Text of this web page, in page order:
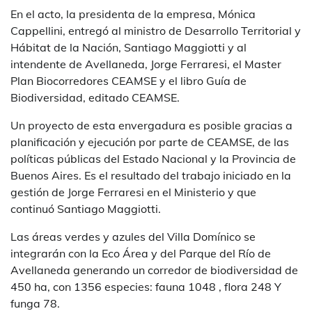
En el acto, la presidenta de la empresa, Mónica
Cappellini, entregó al ministro de Desarrollo Territorial y
Hábitat de la Nación, Santiago Maggiotti y al
intendente de Avellaneda, Jorge Ferraresi, el Master
Plan Biocorredores CEAMSE y el libro Guía de
Biodiversidad, editado CEAMSE.
Un proyecto de esta envergadura es posible gracias a
planificación y ejecución por parte de CEAMSE, de las
políticas públicas del Estado Nacional y la Provincia de
Buenos Aires. Es el resultado del trabajo iniciado en la
gestión de Jorge Ferraresi en el Ministerio y que
continuó Santiago Maggiotti.
Las áreas verdes y azules del Villa Domínico se
integrarán con la Eco Área y del Parque del Río de
Avellaneda generando un corredor de biodiversidad de
450 ha, con 1356 especies: fauna 1048 , flora 248 Y
funga 78.